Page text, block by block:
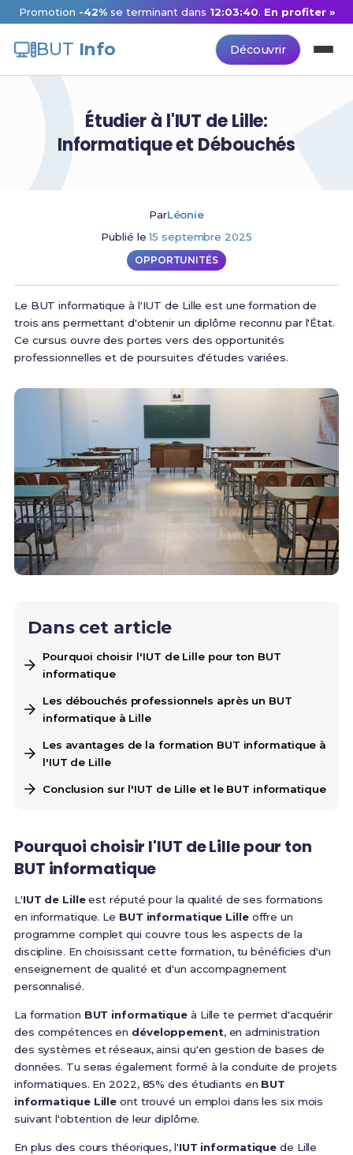
Promotion -42% se terminant dans 12:03:39. En profiter »
BUT Info Découvrir
Étudier à l'IUT de Lille:
Informatique et Débouchés
ParLéonie
Publié le15 septembre 2025
OPPORTUNITÉS
Le BUT informatique à l'IUT de Lille est une formation de
trois ans permettant d'obtenir un diplôme reconnu par l'État.
Ce cursus ouvre des portes vers des opportunités
professionnelles et de poursuites d'études variées.
Dans cet article
Pourquoi choisir l'IUT de Lille pour ton BUT
informatique
Les débouchés professionnels après un BUT
informatique à Lille
Les avantages de la formation BUT informatique à
l'IUT de Lille
Conclusion sur l'IUT de Lille et le BUT informatique
Pourquoi choisir l'IUT de Lille pour ton
BUT informatique
L'IUT de Lilleest réputé pour la qualité de ses formations
en informatique. Le BUT informatique Lilleoffre un
programme complet qui couvre tous les aspects de la
discipline. En choisissant cette formation, tu bénéficies d'un
enseignement de qualité et d'un accompagnement
personnalisé.
La formation BUT informatique à Lille te permet d'acquérir
des compétences en développement, en administration
des systèmes et réseaux, ainsi qu'en gestion de bases de
données. Tu seras également formé à la conduite de projets
informatiques. En 2022, 85% des étudiants en BUT
informatique Lille ont trouvé un emploi dans les six mois
suivant l'obtention de leur diplôme.
En plus des cours théoriques, l'IUT informatique de Lille